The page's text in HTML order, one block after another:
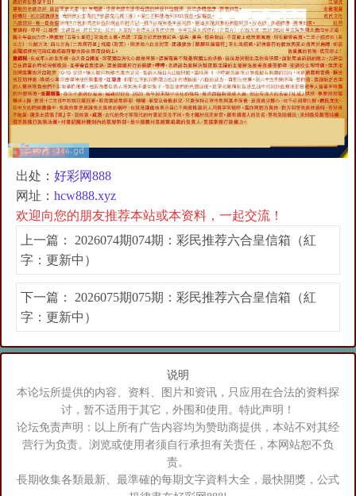
出处： 好彩网888
网址： hcw888.xyz
欢迎向您的朋友推荐本站或本资料，一起交流！
上一篇： 2026074期074期：彩民推荐六合皇信箱（紅
字：更新中）
下一篇： 2026075期075期：彩民推荐六合皇信箱（紅
字：更新中）
说明
本论坛所提供的内容、资料、图片和资讯，只应用在合法的资料探
讨，暂不适用于其它，外围和使用。特此声明！
论坛免责声明：以上所有广告内容均为赞助商提供，本站不对其经
营行为负责。浏览或使用者须自行承担有关责任，本网站恕不负
责。
長期收集各類最新、最準確的每期文字資料大全，最快開獎，公式